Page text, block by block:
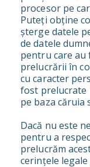
procesor pe
Puteți obține
șterge datele
de datele
pentru care au
prelucrării în
cu caracter
fost prelucrate
pe baza căruia
Dacă nu este
pentru a
prelucrăm
cerințele